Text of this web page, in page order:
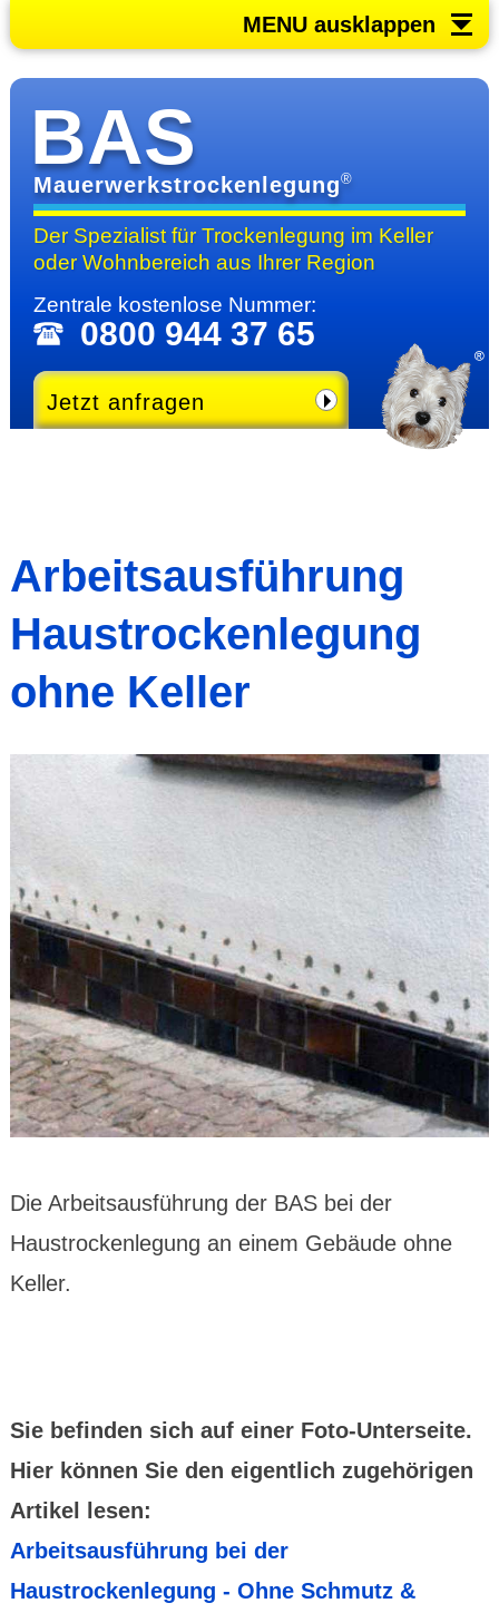
MENU ausklappen
BAS
Mauerwerkstrockenlegung®
Der Spezialist für Trocken­legung im Keller
oder Wohn­bereichaus Ihrer Region
Zentrale kosten­lose Nummer:
0800 944 37 65
Jetzt anfragen
Arbeitsausführung
Haustrockenlegung
ohne Keller
Die Arbeitsausführung der BAS bei der
Haustrockenlegung an einem Gebäude ohne
Keller.
Sie befinden sich auf einer Foto-Unterseite.
Hier können Sie den eigentlich zugehörigen
Artikel lesen:
Arbeitsausführung bei der
Haustrockenlegung - Ohne Schmutz &